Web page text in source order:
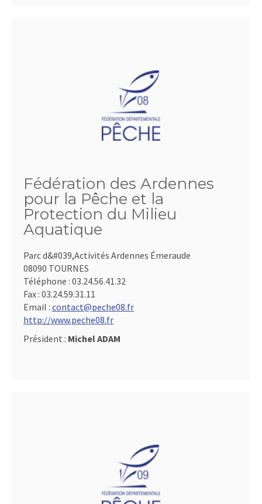
Fédération des Ardennes
pour la Pêche et la
Protection du Milieu
Aquatique
Parc d&#039,Activités Ardennes Émeraude
08090 TOURNES
Téléphone : 03.24.56.41.32
Fax : 03.24.59.31.11
Email : contact@peche08.fr
http://www.peche08.fr
Président : Michel ADAM